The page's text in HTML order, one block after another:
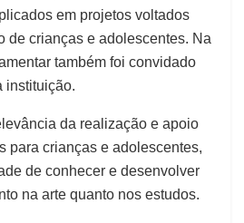
em projetos voltados
de crianças e adolescentes. Na
também foi convidado
instituição.
da realização e apoio
para crianças e adolescentes,
de conhecer e desenvolver
na arte quanto nos estudos.